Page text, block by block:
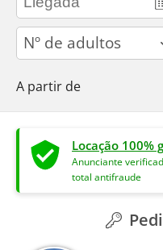
adults
A partir de
Locação 100%
Anunciante
total antifraude